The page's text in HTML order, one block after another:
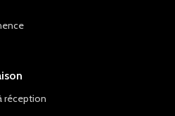
réception